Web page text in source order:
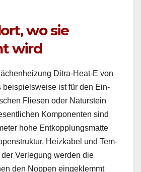
wo sie
wird
Ditra-Heat‑E von
beispiel­sweise ist für den Ein­
Fliesen oder Naturstein
Kom­po­nen­ten sind
hohe Entkop­plungs­mat­te
Heizk­a­bel und Tem­
Ver­legung wer­den die
den Nop­pen eingek­lemmt